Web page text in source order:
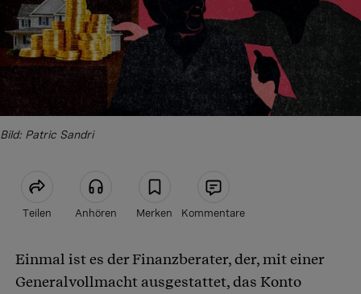
Bild: Patric Sandri
Teilen Anhören Merken Kommentare
Artikel teilen
Einmal ist es der Finanzberater, der, mit einer
Generalvollmacht ausgestattet, das Konto